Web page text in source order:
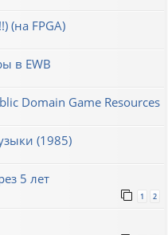
(на FPGA)
в EWB
Domain Game Resources
(1985)
5 лет
1 2